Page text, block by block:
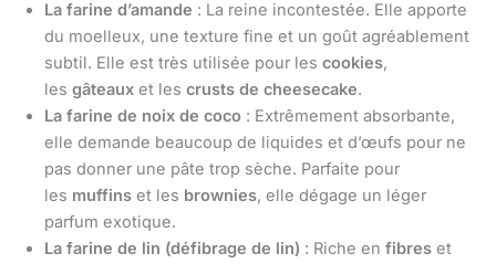
La farine d’amande : La reine incontestée. Elle apporte
du moelleux, une texture fine et un goût agréablement
subtil. Elle est très utilisée pour les cookies,
les gâteaux et les crusts de cheesecake.
La farine de noix de coco : Extrêmement absorbante,
elle demande beaucoup de liquides et d’œufs pour ne
pas donner une pâte trop sèche. Parfaite pour
les muffins et les brownies, elle dégage un léger
parfum exotique.
La farine de lin (défibrage de lin) : Riche en fibres et